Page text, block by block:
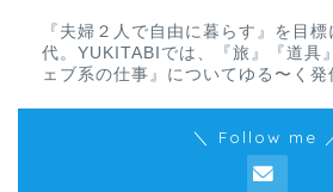
『夫婦２人で自由に暮らす』を目
代。YUKITABIでは、『旅』『道具
ェブ系の仕事』についてゆる〜く発
＼ Follow me